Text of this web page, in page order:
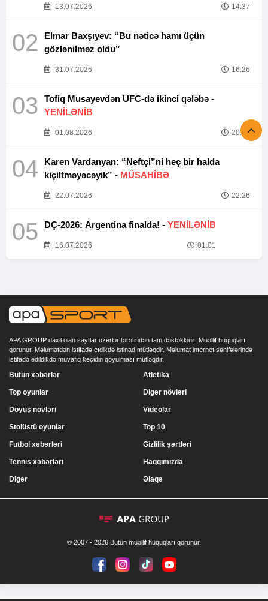
13.07.2026 14:37
02
Elmar Baxşıyev: “Bu nəticə hamı üçün
gözlənilməz oldu”
31.07.2026 16:26
03
Tofiq Musayevdən UFC-də ikinci qələbə -
YENİLƏNİB
01.08.2026 20:52
04
Karen Vardanyan: “Neftçi”ni heç bir halda
kiçiltməyəcəyik” - MÜSAHİBƏ
22.07.2026 22:26
05 DÇ-2026: Argentina finalda! - YENİLƏNİB
16.07.2026 01:01
APA GROUP daxil olan saytlar uzerlər tərəfindən tam dəstəklənir. Müəllif hüquqları
qorunur. Məlumatdan istifadə etdikdə istinad mütləqdir. Məlumat internet səhifələrində
istifadə edildikdə müvafiq keçidin qoyulması mütləqdir.
Bütün xəbərlər
Top oyunlar
Döyüş növləri
Stolüstü oyunlar
Atletika
Digər növləri
Videolar
Top 10
Futbol xəbərləri
Tennis xəbərləri
Digər
Gizlilik şərtləri
Haqqımızda
Əlaqə
© 2007 - 2026 Bütün müəllif hüquqları qorunur.